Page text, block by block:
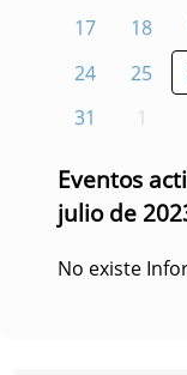
17
18
24
25
31
1
Eventos
julio de
No existe